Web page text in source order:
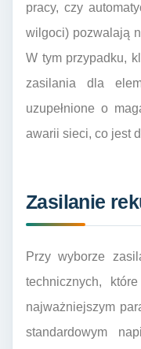
pracy, czy
wilgoci) pozwalają
W tym przypadku,
zasilania dla
uzupełnione o
awarii sieci, co jest
Zasilanie
Przy wyborze
technicznych,
najważniejszym
standardowym